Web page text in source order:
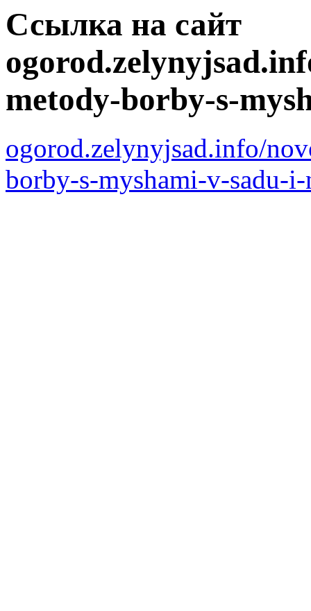
Ссылка на сайт
metody-borby-s-
ogorod.zelynyjsad.info/
borby-s-myshami-v-sadu-i-